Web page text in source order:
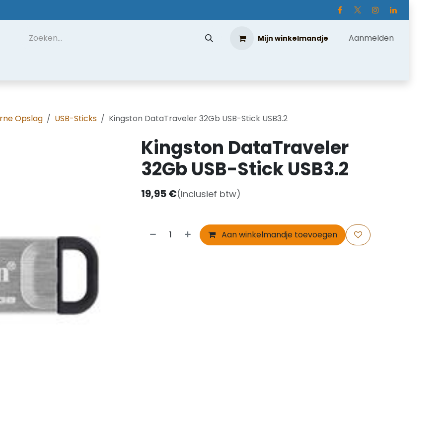
Mijn winkelmandje Aanmelden
Opslag USB-Sticks Kingston DataTraveler 32Gb USB-Stick USB3.2
Kingston DataTraveler
32Gb USB-Stick USB3.2
19,95€(Inclusief btw)
Aan winkelmandje toevoegen